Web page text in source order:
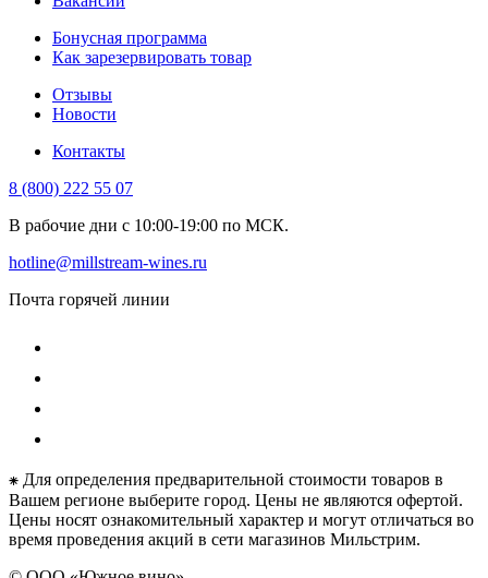
Бонусная программа
Как зарезервировать товар
Отзывы
Новости
Контакты
8 (800) 222 55 07
В рабочие дни с 10:00-19:00 по МСК.
hotline@millstream-wines.ru
Почта горячей линии
⁕ Для определения предварительной стоимости товаров в
Вашем регионе выберите город. Цены не являются офертой.
Цены носят ознакомительный характер и могут отличаться во
время проведения акций в сети магазинов Мильстрим.